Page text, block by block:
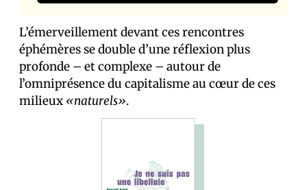
L’émerveillement devant ces rencontres
éphémères se double d’une réflexion plus
profonde – et complexe – autour de
l’omniprésence du capitalisme au cœur de ces
milieux «naturels».